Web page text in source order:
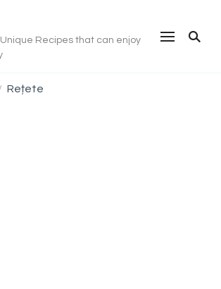
Recipes that can enjoy
Rețete